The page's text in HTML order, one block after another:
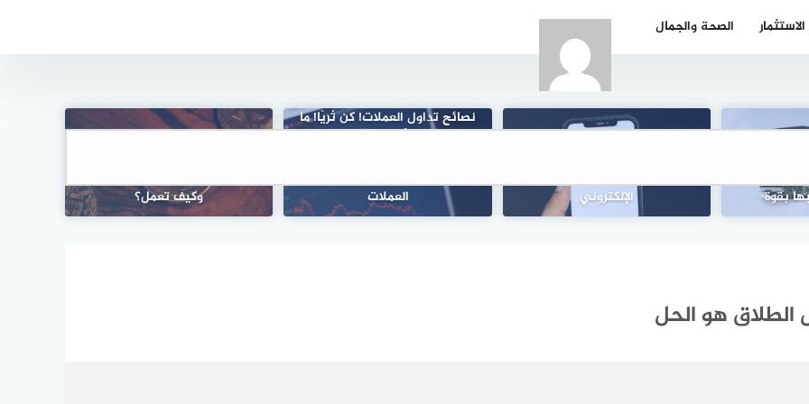
الاستثمار الصحة والجمال
بقوة
الإلكتروني
نصائح تداول العملات! كن ثريًا! ما
الذي تبيعه أو تشتريه حقًا في
العملات
وكيف تعمل؟
الطلاق هو الحل